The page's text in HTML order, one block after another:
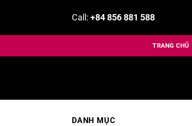
Call: +84 856 881 588
TRANG CHỦ
DANH MỤC